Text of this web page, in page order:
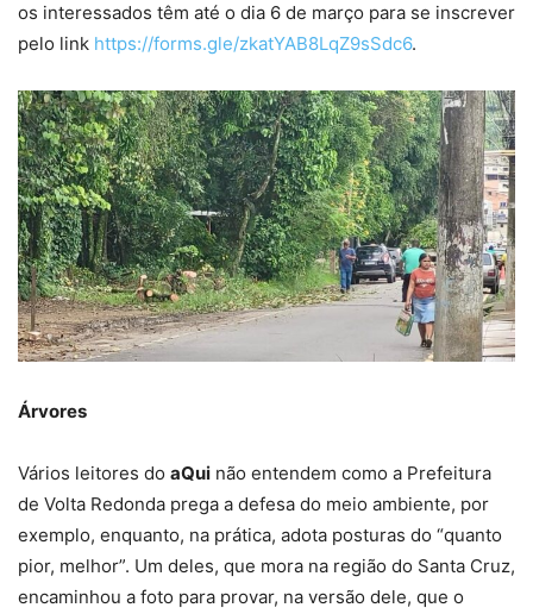
os interessados têm até o dia 6 de março para se inscrever
pelo link https://forms.gle/zkatYAB8LqZ9sSdc6.
Árvores
Vários leitores do aQui não entendem como a Prefeitura
de Volta Redonda prega a defesa do meio ambiente, por
exemplo, enquanto, na prática, adota posturas do “quanto
pior, melhor”. Um deles, que mora na região do Santa Cruz,
encaminhou a foto para provar, na versão dele, que o